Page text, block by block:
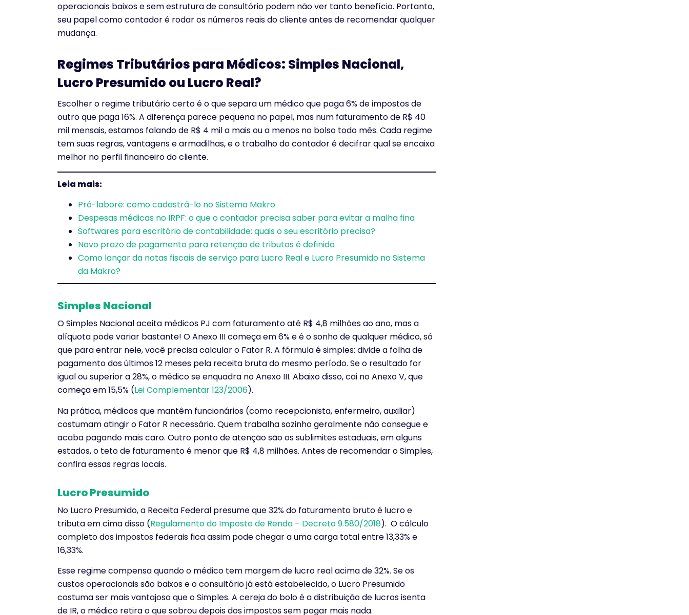
operacionais baixos e sem estrutura de consultório podem não ver tanto benefício. Portanto,
seu papel como contador é rodar os números reais do cliente antes de recomendar qualquer
mudança.
Regimes Tributários para Médicos: Simples Nacional,
Lucro Presumido ou Lucro Real?
Escolher o regime tributário certo é o que separa um médico que paga 6% de impostos de
outro que paga 16%. A diferença parece pequena no papel, mas num faturamento de R$ 40
mil mensais, estamos falando de R$ 4 mil a mais ou a menos no bolso todo mês. Cada regime
tem suas regras, vantagens e armadilhas, e o trabalho do contador é decifrar qual se encaixa
melhor no perfil financeiro do cliente.
Leia mais:
Pró-labore: como cadastrá-lo no Sistema Makro
Despesas médicas no IRPF: o que o contador precisa saber para evitar a malha fina
Softwares para escritório de contabilidade: quais o seu escritório precisa?
Novo prazo de pagamento para retenção de tributos é definido
Como lançar da notas fiscais de serviço para Lucro Real e Lucro Presumido no Sistema
da Makro?
Simples Nacional
O Simples Nacional aceita médicos PJ com faturamento até R$ 4,8 milhões ao ano, mas a
alíquota pode variar bastante! O Anexo III começa em 6% e é o sonho de qualquer médico, só
que para entrar nele, você precisa calcular o Fator R. A fórmula é simples: divide a folha de
pagamento dos últimos 12 meses pela receita bruta do mesmo período. Se o resultado for
igual ou superior a 28%, o médico se enquadra no Anexo III. Abaixo disso, cai no Anexo V, que
começa em 15,5% (Lei Complementar 123/2006).
Na prática, médicos que mantêm funcionários (como recepcionista, enfermeiro, auxiliar)
costumam atingir o Fator R necessário. Quem trabalha sozinho geralmente não consegue e
acaba pagando mais caro. Outro ponto de atenção são os sublimites estaduais, em alguns
estados, o teto de faturamento é menor que R$ 4,8 milhões. Antes de recomendar o Simples,
confira essas regras locais.
Lucro Presumido
No Lucro Presumido, a Receita Federal presume que 32% do faturamento bruto é lucro e
tributa em cima disso (Regulamento do Imposto de Renda – Decreto 9.580/2018). O cálculo
completo dos impostos federais fica assim pode chegar a uma carga total entre 13,33% e
16,33%.
Esse regime compensa quando o médico tem margem de lucro real acima de 32%. Se os
custos operacionais são baixos e o consultório já está estabelecido, o Lucro Presumido
costuma ser mais vantajoso que o Simples. A cereja do bolo é a distribuição de lucros isenta
de IR, o médico retira o que sobrou depois dos impostos sem pagar mais nada.